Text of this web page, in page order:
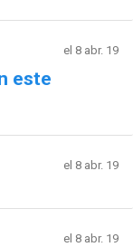
el 8 abr. 19
este
el 8 abr. 19
el 8 abr. 19